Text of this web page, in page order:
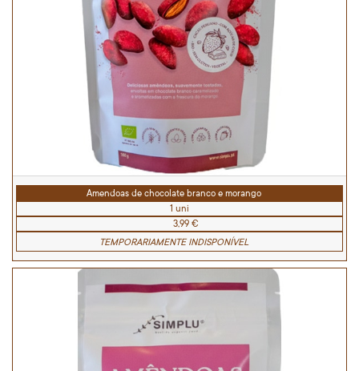
Amendoas de chocolate branco e morango
1 uni
3,99 €
TEMPORARIAMENTE INDISPONÍVEL